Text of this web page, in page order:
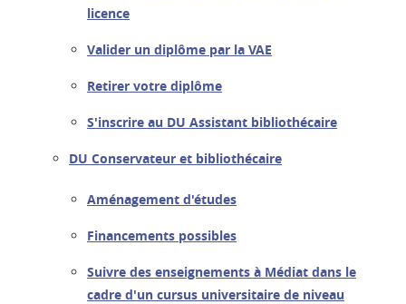
licence
Valider un diplôme par la VAE
Retirer votre diplôme
S'inscrire au DU Assistant bibliothécaire
DU Conservateur et bibliothécaire
Aménagement d'études
Financements possibles
Suivre des enseignements à Médiat dans le
cadre d'un cursus universitaire de niveau